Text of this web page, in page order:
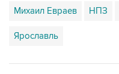
Михаил Евраев НПЗ
Ярославль